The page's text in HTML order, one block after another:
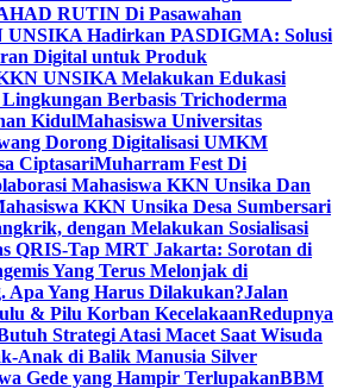
RUTIN Di Pasawahan
UNSIKA Hadirkan PASDIGMA: Solusi
Digital untuk Produk
UNSIKA Melakukan Edukasi
Berbasis Trichoderma
KidulMahasiswa Universitas
Dorong Digitalisasi UMKM
CiptasariMuharram Fest Di
Mahasiswa KKN Unsika Dan
KKN Unsika Desa Sumbersari
dengan Melakukan Sosialisasi
QRIS-Tap MRT Jakarta: Sorotan di
Yang Terus Melonjak di
Apa Yang Harus Dilakukan?Jalan
& Pilu Korban KecelakaanRedupnya
Strategi Atasi Macet Saat Wisuda
Anak di Balik Manusia Silver
Gede yang Hampir TerlupakanBBM